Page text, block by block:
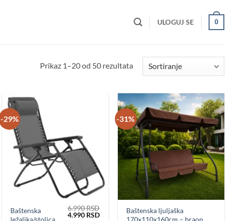
ULOGUJ SE 0
Prikaz 1–20 od 50 rezultata
-29%
Dodaj u
Baštenska
ležaljka/stolica
6.990RSD
Originalna
4.990 RSDTrenutna
-31%
Dodaj u
Baštenska ljuljaška
170x110x160cm – braon